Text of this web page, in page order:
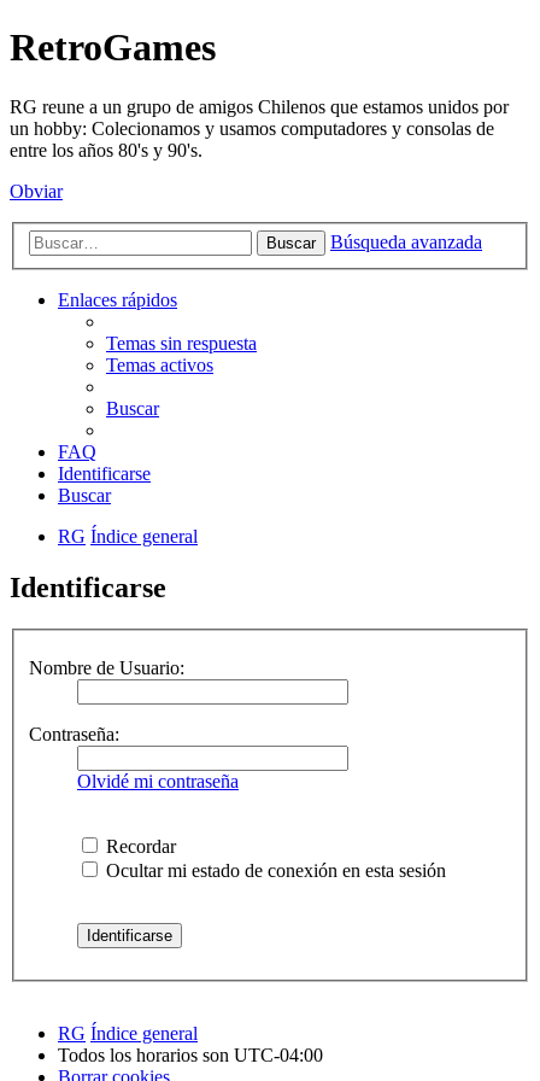
RetroGames
RG reune a un grupo de amigos Chilenos que estamos unidos por
un hobby: Colecionamos y usamos computadores y consolas de
entre los años 80's y 90's.
Obviar
Buscar Búsqueda avanzada
Enlaces rápidos
Temas sin respuesta
Temas activos
Buscar
FAQ
Identificarse
Buscar
RG Índice general
Identificarse
Nombre de Usuario:
Contraseña:
Olvidé mi contraseña
Recordar
Ocultar mi estado de conexión en esta sesión
RG Índice general
Todos los horarios son UTC-04:00
Borrar cookies